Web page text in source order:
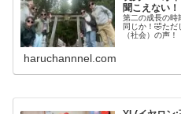
聞こえない！
第二の成長の時
同じか！🤣た
（社会）の声！
haruchannnel.com